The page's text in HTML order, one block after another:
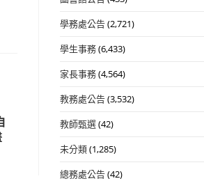
學務處公告(2,721)
學生事務(6,433)
家長事務(4,564)
教務處公告(3,532)
教師甄選(42)
未分類(1,285)
總務處公告(42)